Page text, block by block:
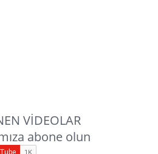
VİDEOLAR
abone olun